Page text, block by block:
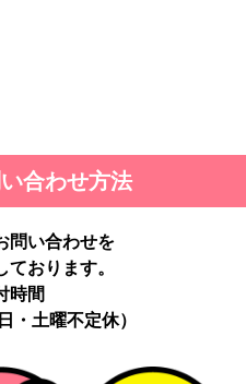
合わせ方法
問い合わせを
おります。
時間
・土曜不定休）